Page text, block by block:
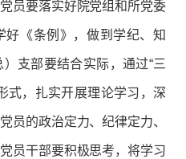
员要落实好院党组和所党委
《条例》，做到学纪、知
支部要结合实际，通过“三
式，扎实开展理论学习，深
员的政治定力、纪律定力、
员干部要积极思考，将学习